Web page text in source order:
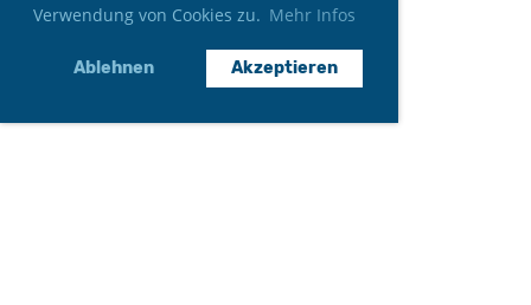
Verwendung von Cookies zu. Mehr Infos
Ablehnen Akzeptieren